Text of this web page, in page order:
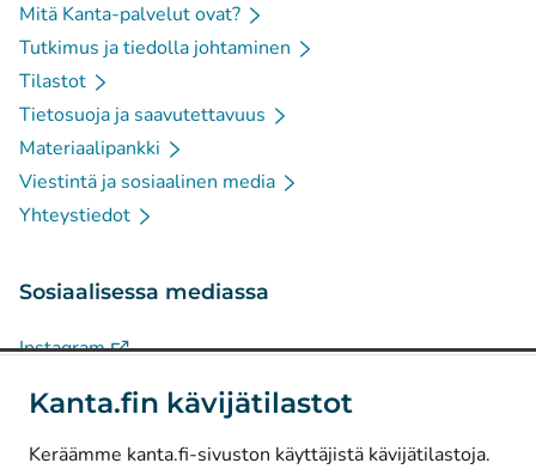
Kanta.fin kävijätilastot
Keräämme kanta.fi-sivuston käyttäjistä kävijätilastoja.
Mitä Kanta-palvelut ovat?
Tutkimus ja tiedolla johtaminen
Tilastot
Tietosuoja ja saavutettavuus
Materiaalipankki
Viestintä ja sosiaalinen media
Yhteystiedot
Sosiaalisessa mediassa
Instagram(Avautuu uuteen välilehteen)
Facebook(Avautuu uuteen välilehteen)